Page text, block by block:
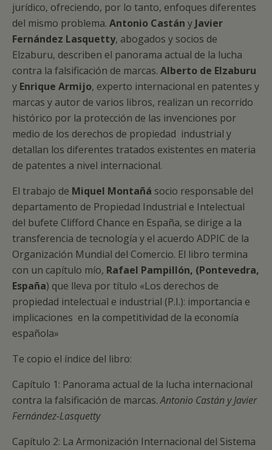
jurídico, ofreciendo, por lo tanto, enfoques diferentes
del mismo problema. Antonio Castán y Javier
Fernández Lasquetty, abogados y socios de
Elzaburu, describen el panorama actual de la lucha
contra la falsificación de marcas. Alberto de Elzaburu
y Enrique Armijo, experto internacional en patentes y
marcas y autor de varios libros, realizan un recorrido
histórico por la protección de las invenciones por
medio de los derechos de propiedad industrial y
detallan los diferentes tratados existentes en materia
de patentes a nivel internacional.
El trabajo de Miquel Montañá socio responsable del
departamento de Propiedad Industrial e Intelectual
del bufete Clifford Chance en España, se dirige a la
transferencia de tecnología y el acuerdo ADPIC de la
Organización Mundial del Comercio. El libro termina
con un capítulo mío, Rafael Pampillón, (Pontevedra,
España) que lleva por título «Los derechos de
propiedad intelectual e industrial (P.I.): importancia e
implicaciones en la competitividad de la economía
española»
Te copio el índice del libro:
Capítulo 1: Panorama actual de la lucha internacional
contra la falsificación de marcas.Antonio Castán y Javier
Fernández-Lasquetty
Capítulo 2: La Armonización Internacional del Sistema